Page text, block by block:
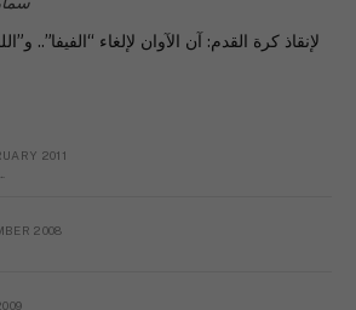
لإنقاذ كرة القدم: آن الآوان لإلغاء “الفيفا”..
2011
2008